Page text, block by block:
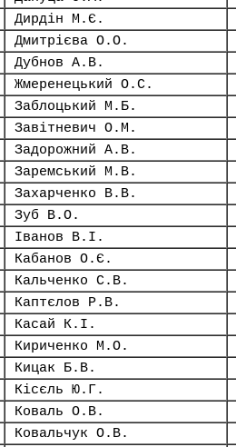
Дирдін М.Є.
Дмитрієва О.О.
Дубнов А.В.
Жмеренецький О.С.
Заблоцький М.Б.
Завітневич О.М.
Задорожний А.В.
Заремський М.В.
Захарченко В.В.
Зуб В.О.
Іванов В.І.
Кабанов О.Є.
Кальченко С.В.
Каптєлов Р.В.
Касай К.І.
Кириченко М.О.
Кицак Б.В.
Кісєль Ю.Г.
Коваль О.В.
Ковальчук О.В.